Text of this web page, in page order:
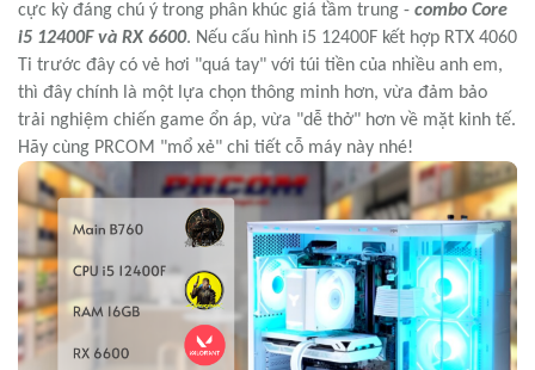
cực kỳ đáng chú ý trong phân khúc giá tầm trung - combo Core
i5 12400Fvà RX 6600. Nếu cấu hình i5 12400F kết hợp RTX 4060
Ti trước đây có vẻ hơi "quá tay" với túi tiền của nhiều anh em,
thì đây chính là một lựa chọn thông minh hơn, vừa đảm bảo
trải nghiệm chiến game ổn áp, vừa "dễ thở" hơn về mặt kinh tế.
Hãy cùng PRCOM "mổ xẻ" chi tiết cỗ máy này nhé!